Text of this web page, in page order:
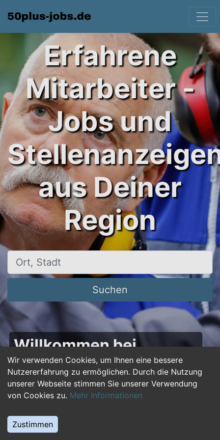
Wir verwenden Cookies, um Ihnen eine bessere
Nutzererfahrung zu ermöglichen. Durch die Nutzung
unserer Webseite stimmen Sie unserer Verwendung
von Cookies zu. Mehr Informationen
Zustimmen
Erfahrene
Mitarbeiter -
Jobs und
aus Deiner
Region
Ort, Stadt
Suchen
Willkommen bei
50plus-jobs.de – Dein
Portal für Jobs ab 50!
Du bist über 50 und suchst nach einer neuen
beruflichen Herausforderung oder einem
Jobwechsel? Auf